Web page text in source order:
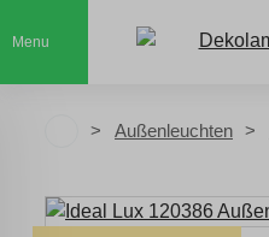
Menu
Außenleuchten